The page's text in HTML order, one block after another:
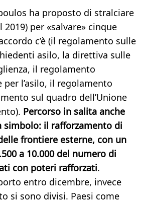
ha proposto di stralciare
per «salvare» cinque
c’è (il regolamento sulle
asilo, la direttiva sulle
il regolamento
per l’asilo, il regolamento
sul quadro dell’Unione
Percorso in salita anche
simbolo: il rafforzamento di
frontiere esterne, con un
a 10.000 del numero di
con poteri rafforzati.
entro dicembre, invece
si sono divisi. Paesi come